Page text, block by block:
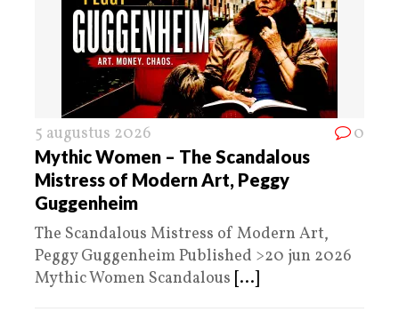
5 augustus 2026 0
Mythic Women – The Scandalous
Mistress of Modern Art, Peggy
Guggenheim
The Scandalous Mistress of Modern Art,
Peggy Guggenheim Published >20 jun 2026
Mythic Women Scandalous [...]